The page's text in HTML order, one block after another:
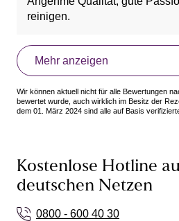
reinigen.
Mehr anzeigen
Wir können aktuell nicht für alle Bewertungen
bewertet wurde, auch wirklich im Besitz der
dem 01. März 2024 sind alle auf Basis
Kostenlose Hotline
deutschen Netzen
0800 - 600 40 30